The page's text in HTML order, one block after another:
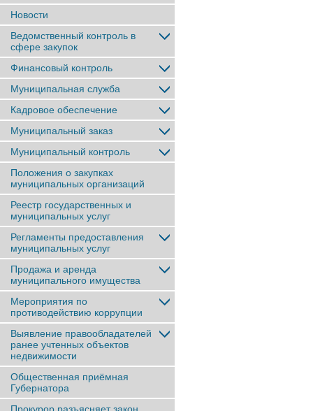
Новости
Ведомственный контроль в
сфере закупок
Финансовый контроль
Муниципальная служба
Кадровое обеспечение
Муниципальный заказ
Муниципальный контроль
Положения о закупках
муниципальных организаций
Реестр государственных и
муниципальных услуг
Регламенты предоставления
муниципальных услуг
Продажа и аренда
муниципального имущества
Мероприятия по
противодействию коррупции
Выявление правообладателей
ранее учтенныx объектов
недвижимости
Общественная приёмная
Губернатора